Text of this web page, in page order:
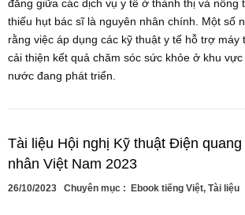
đẳng giữa các dịch vụ y tế ở thành thị và nông
thiếu hụt bác sĩ là nguyên nhân chính. Một số
rằng việc áp dụng các kỹ thuật y tế hỗ trợ máy
cải thiện kết quả chăm sóc sức khỏe ở khu
nước đang phát triển.
Tài liệu Hội nghị Kỹ thuật Điện
nhân Việt Nam 2023
26/10/2023 Chuyên mục : Ebook tiếng Việt, Tài liệu